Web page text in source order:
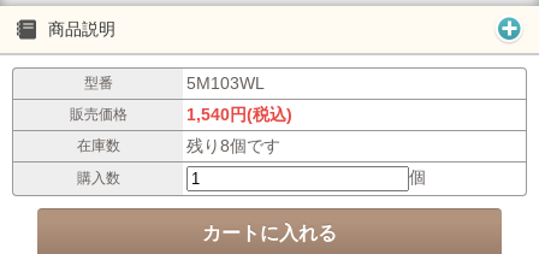
商品説明
型番 5M103WL
販売価格 1,540円(税込)
在庫数 残り8個です
購入数 個